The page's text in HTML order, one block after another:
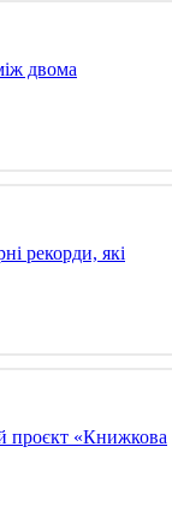
двома
рекорди, які
проєкт «Книжкова